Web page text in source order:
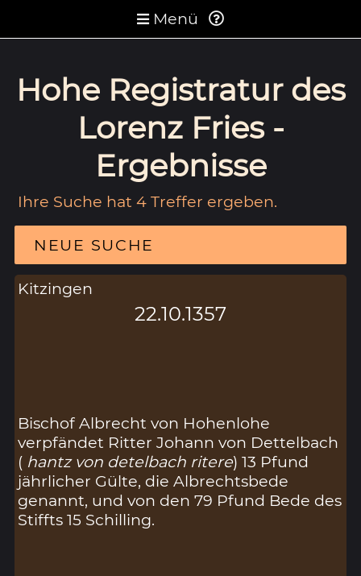
Menü
Hohe Registratur des
Lorenz Fries -
Ergebnisse
Ihre Suche hat 4 Treffer ergeben.
NEUE SUCHE
Kitzingen
22.10.1357
Bischof Albrecht von Hohenlohe
verpfändet Ritter Johann von Dettelbach
( hantz von detelbach ritere) 13 Pfund
jährlicher Gülte, die Albrechtsbede
genannt, und von den 79 Pfund Bede des
Stiffts 15 Schilling.